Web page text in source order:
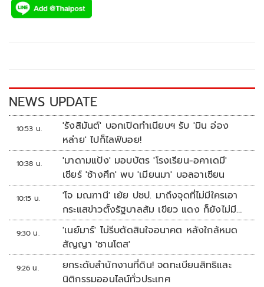
e
k
tt p
k
NEWS UPDATE
10:53 น.
'รังสิมันต์' บอกเปิดทำเนียบฯ รับ 'มิน อ่อง
หล่าย' ไปก็ไลฟ์บอย!
10:38 น.
'มาดามแป้ง' มอบบัตร 'โรงเรียน-อคาเดมี'
เชียร์ 'ช้างศึก' พบ 'เมียนมา' บอลอาเซียน
10:15 น.
'โจ มณฑานี' เย้ย ปชป. มาถึงจุดที่ไม่มีใครเอา
กระแสข่าวตั้งรัฐบาลส้ม เขียว แดง ก็ยังไม่มีฟ้า
เลย
9:30 น.
'เนย์มาร์' ไม่รีบตัดสินใจอนาคต หลังใกล้หมด
สัญญา 'ซานโตส'
9:26 น.
ยกระดับสำนักงานที่ดิน! จดทะเบียนสิทธิและ
นิติกรรมออนไลน์ทั่วประเทศ